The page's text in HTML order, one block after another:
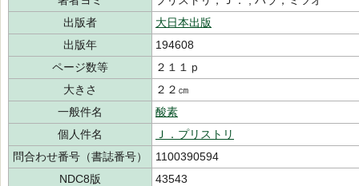
出版者
大日本出版
出版年
194608
ページ数等
２１１ｐ
大きさ
２２㎝
一般件名
酸素
個人件名
Ｊ．プリストリ
問合わせ番号（書誌番号）
1100390594
NDC8版
43543